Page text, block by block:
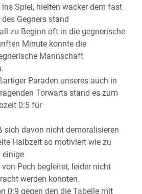
Spiel, hielten wacker dem fast
Gegners stand
zu Beginn oft in die gegnerische
Minute konnte die
Mannschaft
Paraden unseres auch in
Torwarts stand es zum
0:5 für
sich davon nicht demoralisieren
Halbzeit so motiviert wie zu
einige
Pech begleitet, leider nicht
werden konnten.
0:9 gegen den die Tabelle mit